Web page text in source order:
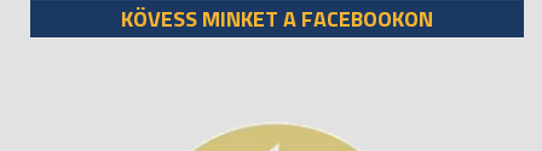
KÖVESS MINKET A FACEBOOKON